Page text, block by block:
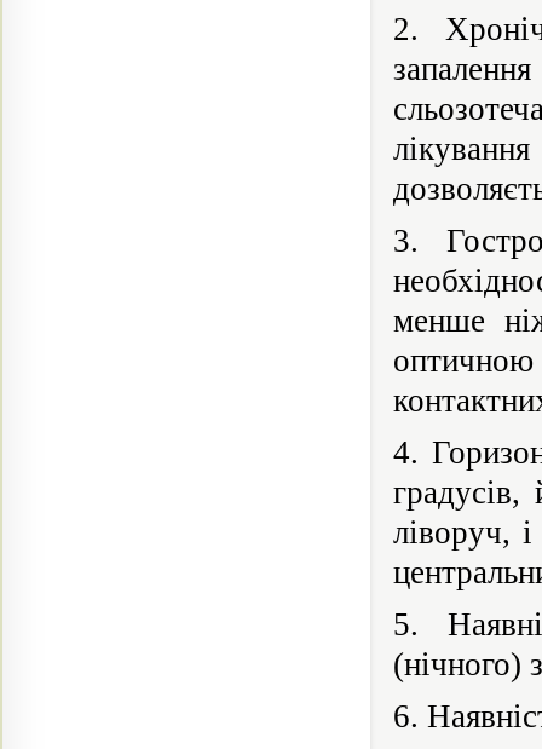
2.
3.
менше
4.
ліворуч,
5.
(нічного)
6.